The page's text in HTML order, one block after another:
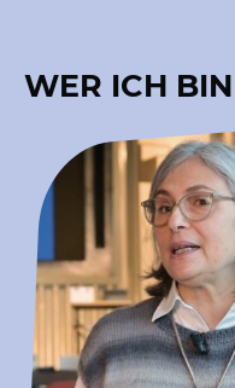
WER ICH BIN